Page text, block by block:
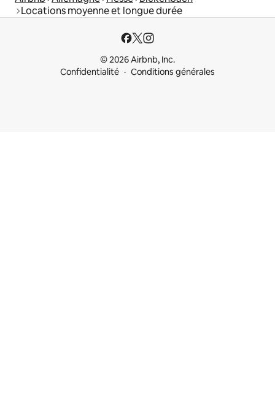
Locations moyenne et longue durée
© 2026 Airbnb, Inc.
Confidentialité
Conditions générales